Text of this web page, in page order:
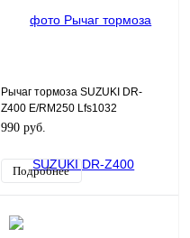
Рычаг тормоза SUZUKI DR-
Z400 E/RM250 Lfs1032
990 руб.
Подробнее